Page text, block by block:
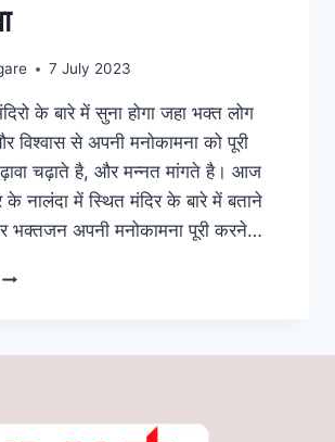
7 July 2023
के बारे में सुना होगा जहा भक्त लोग
विश्वास से अपनी मनोकामना को पूरी
चढ़ाते है, और मन्नत मांगते है। आज
के नालंदा में स्थित मंदिर के बारे में बताने
भक्तजन अपनी मनोकामना पूरी करने…
बिहार